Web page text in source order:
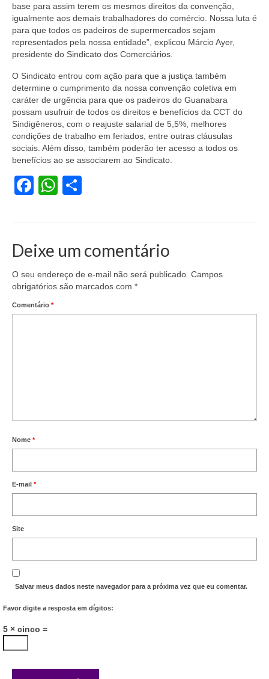
Acordos e convenções
Cadastro de empresa
Homologações
Jurídico
Declarações
Saúde
Aplicativo Comerciários RJ
Acordo de Feriado para Empresas
Sede social
Colônia de férias
Refeitórios
COMUNICAÇÃO
PESQUISA 6×1
base para assim terem os mesmos direitos da convenção,
igualmente aos demais trabalhadores do comércio. Nossa luta é
para que todos os padeiros de supermercados sejam
representados pela nossa entidade”, explicou Márcio Ayer,
presidente do Sindicato dos Comerciários.
O Sindicato entrou com ação para que a justiça também
determine o cumprimento da nossa convenção coletiva em
caráter de urgência para que os padeiros do Guanabara
possam usufruir de todos os direitos e benefícios da CCT do
Sindigêneros, com o reajuste salarial de 5,5%, melhores
condições de trabalho em feriados, entre outras cláusulas
sociais. Além disso, também poderão ter acesso a todos os
benefícios ao se associarem ao Sindicato.
Facebook
WhatsApp
Deixe um comentário
O seu endereço de e-mail não será publicado. Campos
obrigatórios são marcados com *
Comentário *
Nome *
E-mail *
Site
Salvar meus dados neste navegador para a próxima vez que eu comentar.
Favor digite a resposta em dígitos:
5 × cinco =